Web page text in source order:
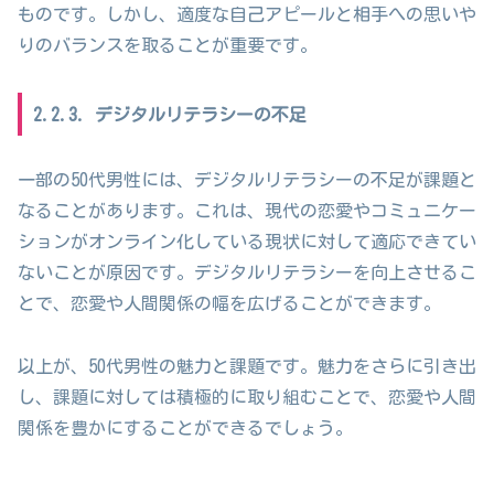
ものです。しかし、適度な自己アピールと相手への思いや
りのバランスを取ることが重要です。
2.2.3. デジタルリテラシーの不足
一部の50代男性には、デジタルリテラシーの不足が課題と
なることがあります。これは、現代の恋愛やコミュニケー
ションがオンライン化している現状に対して適応できてい
ないことが原因です。デジタルリテラシーを向上させるこ
とで、恋愛や人間関係の幅を広げることができます。
以上が、50代男性の魅力と課題です。魅力をさらに引き出
し、課題に対しては積極的に取り組むことで、恋愛や人間
関係を豊かにすることができるでしょう。